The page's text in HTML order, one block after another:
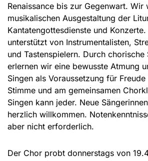
Renaissance bis zur Gegenwart. Wir
musikalischen Ausgestaltung der
Kantatengottesdienste und
unterstützt von Instrumentalisten,
und Tastenspielern. Durch chorische
erlernen wir eine bewusste Atmung
Singen als Voraussetzung für
Stimme und am gemeinsamen
Singen kann jeder. Neue
herzlich willkommen.
aber nicht erforderlich.
Der Chor probt donnerstags von